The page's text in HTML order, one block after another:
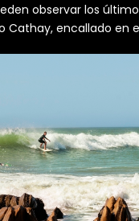
observar los
Cathay, encallado en el